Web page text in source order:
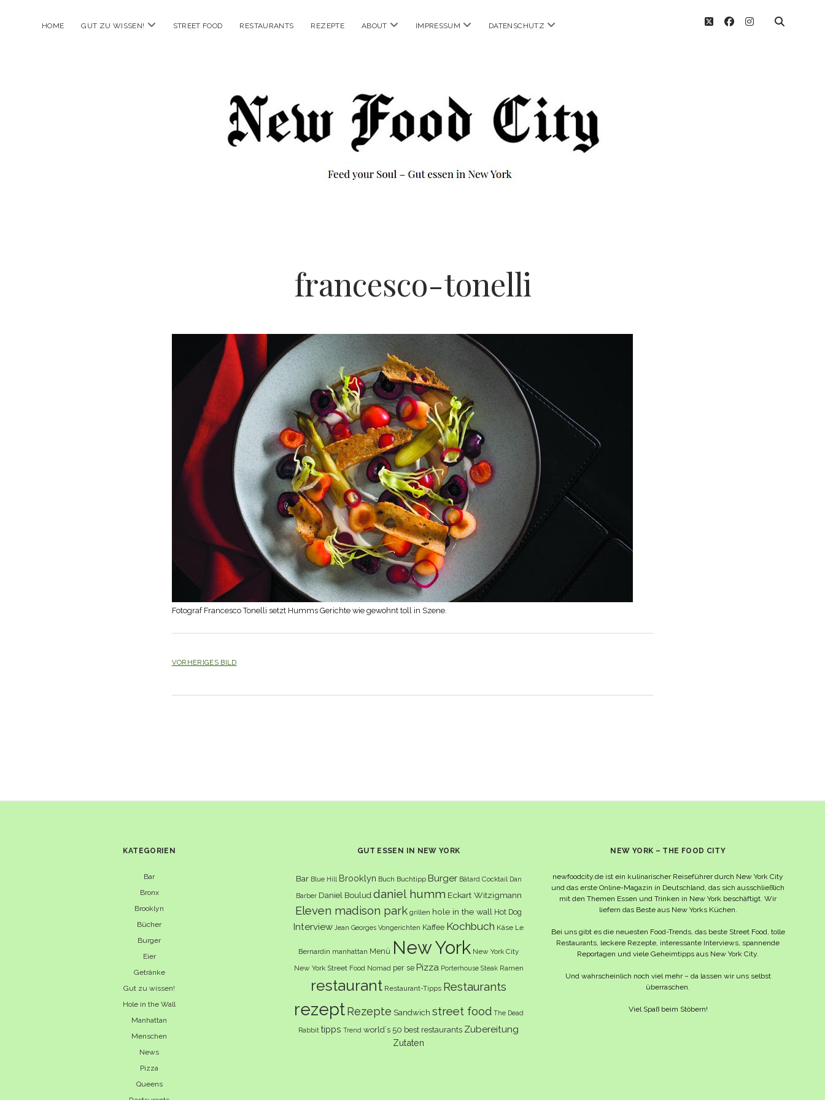
HOME GUT ZU WISSEN! Menü
STREET FOOD RESTAURANTS REZEPTE ABOUT Menü
IMPRESSUM Menü
DATENSCHUTZ Menü
twitterfacebook
instagram
francesco-tonelli
Fotograf Francesco Tonelli setzt Humms Gerichte wie gewohnt toll in Szene.
VORHERIGES BILD
KATEGORIEN
Bar
Bronx
Brooklyn
Bücher
Burger
Eier
Getränke
Gut zu wissen!
Hole in the Wall
Manhattan
Menschen
News
Pizza
Queens
GUT ESSEN IN NEW YORK
Bar Blue Hill Brooklyn Buch Buchtipp Burger Bâtard Cocktail Dan
Barber Daniel Boulud daniel humm Eckart Witzigmann
Eleven madison park grillen hole in the wall Hot Dog
Interview Jean Georges Vongerichten Kaffee Kochbuch Käse Le
Bernardin manhattan Menü New York New York City
New York Street Food Nomad per se Pizza Porterhouse Steak Ramen
restaurant Restaurant-Tipps Restaurants
rezept Rezepte Sandwich street food The Dead
Rabbit tipps Trend world´s 50 best restaurants Zubereitung
Zutaten
NEW YORK – THE FOOD CITY
newfoodcity.de ist ein kulinarischer Reiseführer durch New York City
und das erste Online-Magazin in Deutschland, das sich ausschließlich
mit den Themen Essen und Trinken in New York beschäftigt. Wir
liefern das Beste aus New Yorks Küchen.
Bei uns gibt es die neuesten Food-Trends, das beste Street Food, tolle
Restaurants, leckere Rezepte, interessante Interviews, spannende
Reportagen und viele Geheimtipps aus New York City.
Und wahrscheinlich noch viel mehr – da lassen wir uns selbst
überraschen.
Viel Spaß beim Stöbern!